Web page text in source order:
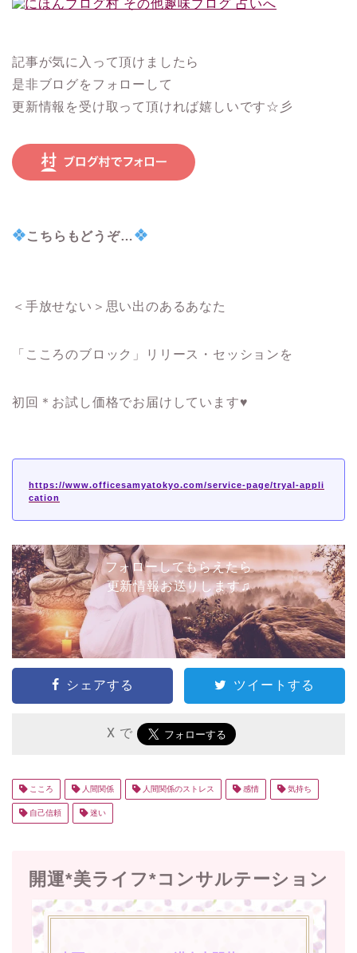
記事が気に入って頂けましたら
是非ブログをフォローして
更新情報を受け取って頂ければ嬉しいです☆彡
こちらもどうぞ…
＜手放せない＞思い出のあるあなた
「こころのブロック」リリース・セッションを
初回＊お試し価格でお届けしています♥
https://www.officesamyatokyo.com/service-page/tryal-appli
cation
フォローしてもらえたら
更新情報お送りします♫
シェアする ツイートする
X で
こころ 人間関係 人間関係のストレス 感情 気持ち
自己信頼 迷い
開運*美ライフ*コンサルテーション